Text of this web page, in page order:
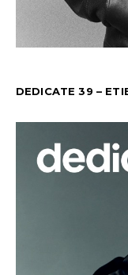
DEDICATE 39 –